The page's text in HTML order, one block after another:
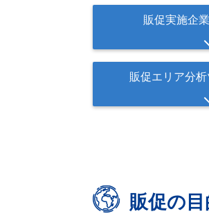
販促実施企
販促エリア分
販促の